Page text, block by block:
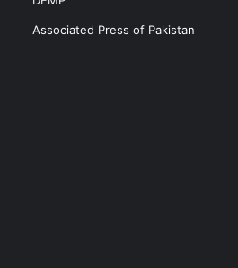
Associated Press of Pakistan